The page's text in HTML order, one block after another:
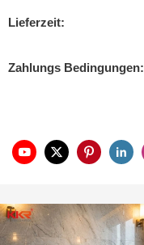
Lieferzeit:
Zahlungs Bedingungen: